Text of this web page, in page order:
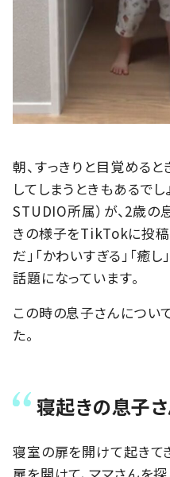
朝、すっきりと目覚める
してしまうときもあるで
STUDIO所属）が、2歳の
きの様子をTikTokに投稿
だ」「かわいすぎる」「癒
話題になっています。
この時の息子さんについ
た。
寝起きの息子
寝室の扉を開けて起きて